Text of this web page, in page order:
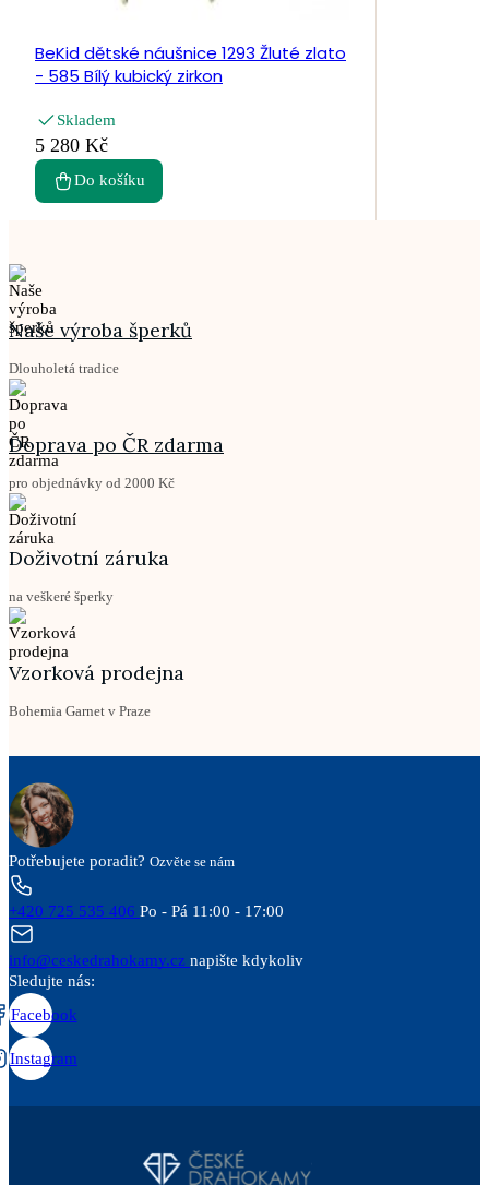
BeKid dětské náušnice 1293 Žluté zlato
- 585 Bílý kubický zirkon
Skladem
5 280 Kč
Do košíku
Naše výroba šperků
Dlouholetá tradice
Doprava po ČR zdarma
pro objednávky od 2000 Kč
Doživotní záruka
na veškeré šperky
Vzorková prodejna
Bohemia Garnet v Praze
Potřebujete poradit? Ozvěte se nám
+420 725 535 406 Po - Pá 11:00 - 17:00
info@ceskedrahokamy.cz napište kdykoliv
Sledujte nás:
Facebook
Instagram